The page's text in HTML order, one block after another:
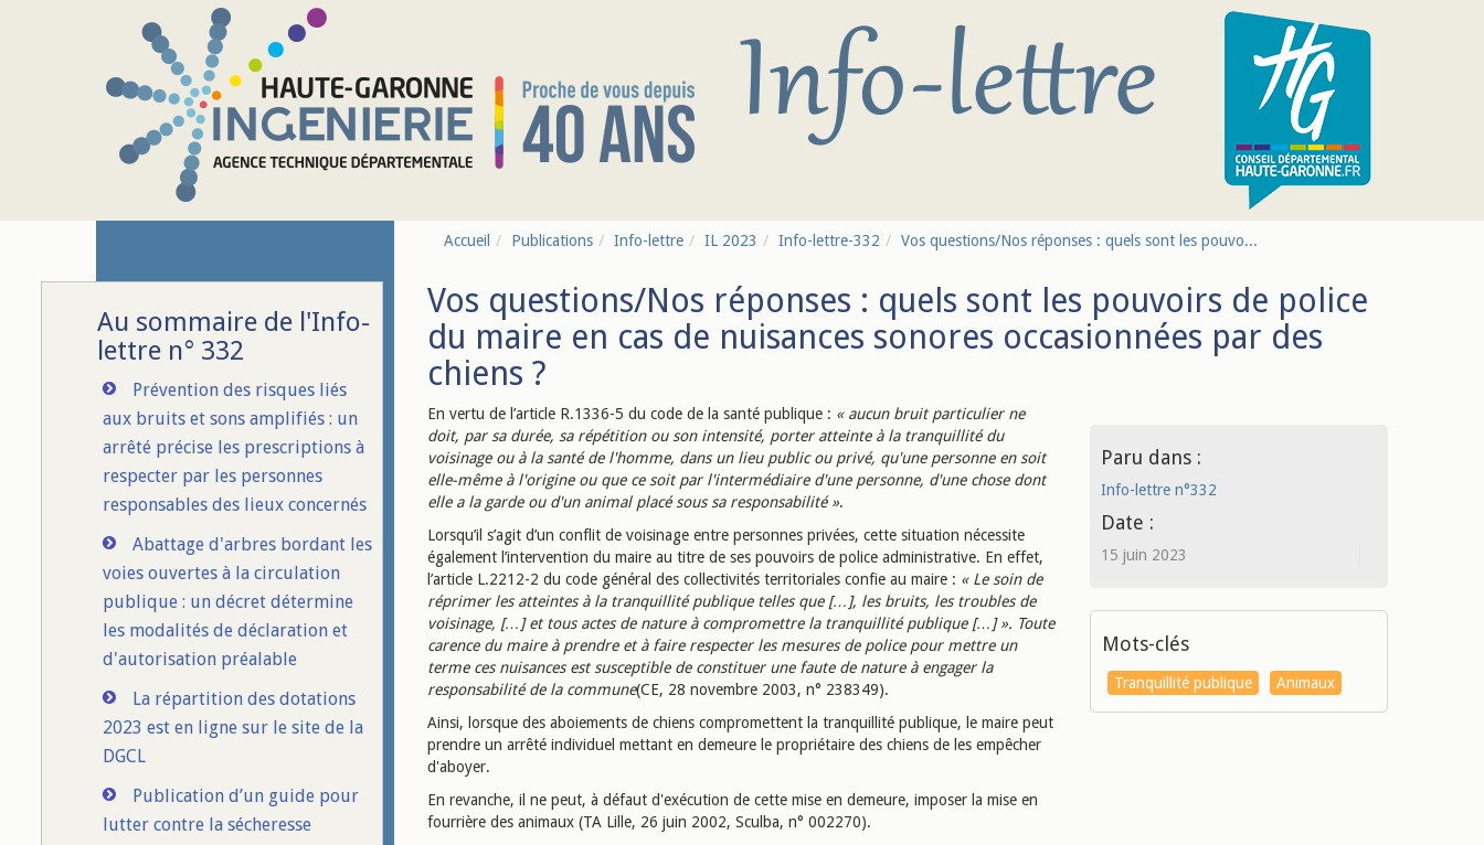
Au sommaire de l'Info-
lettre n° 332
Prévention des risques liés
aux bruits et sons amplifiés : un
arrêté précise les prescriptions à
respecter par les personnes
responsables des lieux concernés
Abattage d'arbres bordant les
voies ouvertes à la circulation
publique : un décret détermine
les modalités de déclaration et
d'autorisation préalable
La répartition des dotations
2023 est en ligne sur le site de la
DGCL
Publication d’un guide pour
lutter contre la sécheresse
Accueil Publications Info-lettre IL 2023 Info-lettre-332 Vos questions/Nos réponses : quels sont les pouvo...
Vos questions/Nos réponses : quels sont les pouvoirs de police
du maire en cas de nuisances sonores occasionnées par des
chiens ?
En vertu de l’article R.1336-5 du code de la santé publique : « aucun bruit particulier ne
doit, par sa durée, sa répétition ou son intensité, porter atteinte à la tranquillité du
voisinage ou à la santé de l'homme, dans un lieu public ou privé, qu'une personne en soit
elle-même à l'origine ou que ce soit par l'intermédiaire d'une personne, d'une chose dont
elle a la garde ou d'un animal placé sous sa responsabilité ».
Lorsqu’il s’agit d’un conflit de voisinage entre personnes privées, cette situation nécessite
également l’intervention du maire au titre de ses pouvoirs de police administrative. En effet,
l’article L.2212-2 du code général des collectivités territoriales confie au maire : « Le soin de
réprimer les atteintes à la tranquillité publique telles que […], les bruits, les troubles de
voisinage, […] et tous actes de nature à compromettre la tranquillité publique […] ». Toute
carence du maire à prendre et à faire respecter les mesures de police pour mettre un
terme ces nuisances est susceptible de constituer une faute de nature à engager la
responsabilité de la commune(CE, 28 novembre 2003, n° 238349).
Ainsi, lorsque des aboiements de chiens compromettent la tranquillité publique, le maire peut
prendre un arrêté individuel mettant en demeure le propriétaire des chiens de les empêcher
d'aboyer.
En revanche, il ne peut, à défaut d'exécution de cette mise en demeure, imposer la mise en
fourrière des animaux (TA Lille, 26 juin 2002, Sculba, n° 002270).
Paru dans :
Info-lettre n°332
Date :
15 juin 2023
Mots-clés
Tranquillité publique Animaux